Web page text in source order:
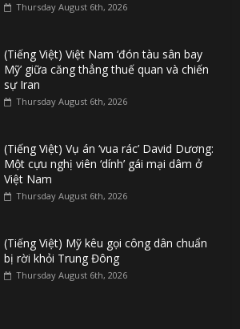
Thursday August 6th, 2026
(Tiếng Việt) Việt Nam ‘đón tàu sân bay
Mỹ’ giữa căng thẳng thuế quan và chiến
sự Iran
Thursday August 6th, 2026
(Tiếng Việt) Vụ án ‘vua rác’ David Dương:
Một cựu nghị viên ‘dính’ gái mại dâm ở
Việt Nam
Thursday August 6th, 2026
(Tiếng Việt) Mỹ kêu gọi công dân chuẩn
bị rời khỏi Trung Đông
Thursday August 6th, 2026